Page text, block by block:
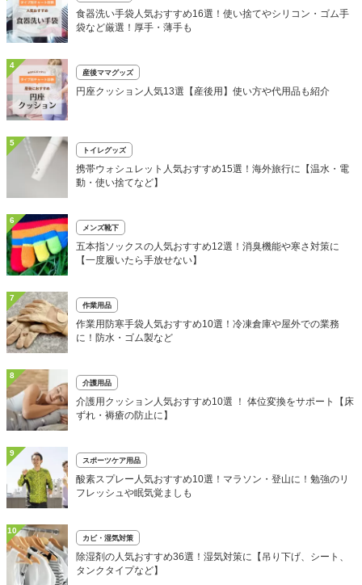
食器洗い手袋人気おすすめ16選！使い捨てやシリコン・ゴム手
袋など厳選！厚手・薄手も
4
産後ママグッズ
円座クッション人気13選【産後用】使い方や代用品も紹介
5
トイレグッズ
携帯ウォシュレット人気おすすめ15選！海外旅行に【温水・電
動・使い捨てなど】
6
メンズ靴下
五本指ソックスの人気おすすめ12選！消臭機能や寒さ対策に
【一度履いたら手放せない】
7
作業用品
作業用防寒手袋人気おすすめ10選！冷凍倉庫や屋外での業務
に！防水・ゴム製など
8
介護用品
介護用クッション人気おすすめ10選 ！ 体位変換をサポート【床
ずれ・褥瘡の防止に】
9
スポーツケア用品
酸素スプレー人気おすすめ10選！マラソン・登山に！勉強のリ
フレッシュや眠気覚ましも
10
カビ・湿気対策
除湿剤の人気おすすめ36選！湿気対策に【吊り下げ、シート、
タンクタイプなど】